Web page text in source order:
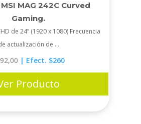
MAG 242C Curved
Gaming.
de 24” (1920 x 1080) Frecuencia
actualización de ...
| Efect. $260
Producto